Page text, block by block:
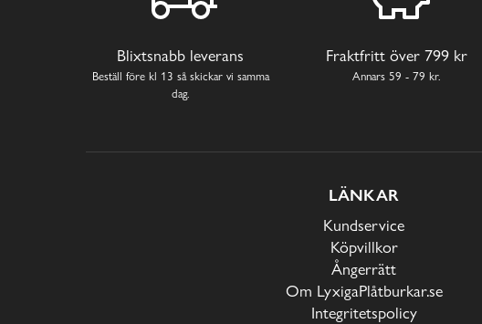
Blixtsnabb leverans
Beställ före kl 13 så skickar vi samma
dag.
Fraktfritt över 799 kr
Annars 59 - 79 kr.
LÄNKAR
Kundservice
Köpvillkor
Ångerrätt
Om LyxigaPlåtburkar.se
Integritetspolicy